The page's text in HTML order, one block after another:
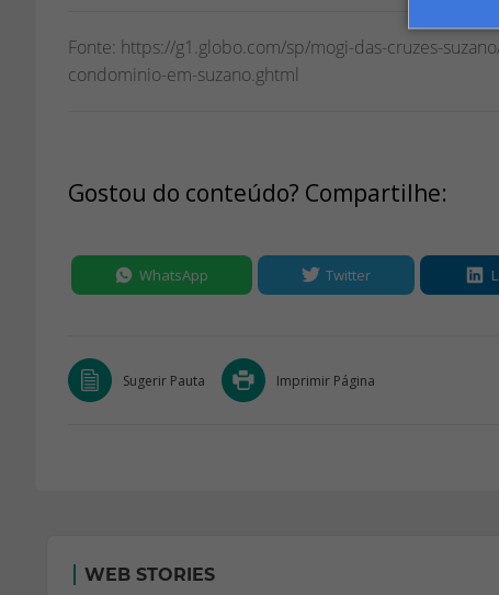
Fonte: https://g1.globo.com/sp/mogi-das-cruzes-
condominio-em-suzano.ghtml
Gostou do conteúdo? Compartilhe:
WhatsApp Twitter
Sugerir Pauta Imprimir Página
WEB STORIES